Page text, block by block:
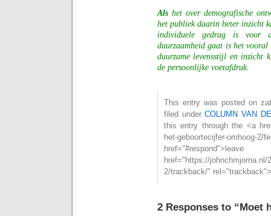
Als het over demografische
het publiek daarin beter inzicht
individuele gedrag is voor
duurzaamheid gaat is het
duurzame levensstijl en inzicht
de persoonlijke voetafdruk.
This entry was posted on
filed underCOLUMN VAN
this entry through the <a
het-geboortecijfer-
href="https://johnchmjorna.nl/
2/trackback/"
2 Responses to “Moet